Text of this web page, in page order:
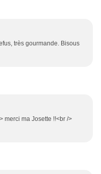
très gourmande. Bisous
merci ma Josette !!<br />